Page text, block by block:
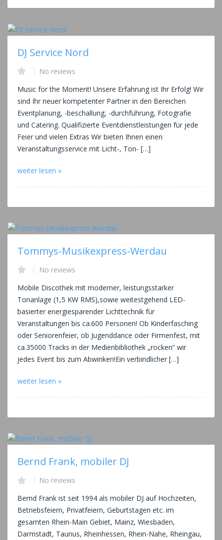
DJ Service Nord
No reviews
Music for the Moment! Unsere Erfahrung ist Ihr Erfolg! Wir
sind Ihr neuer kompetenter Partner in den Bereichen
Eventplanung, -beschallung, -durchführung, Fotografie
und Catering. Qualifizierte Eventdienstleistungen für jede
Feier und vielen Extras Wir bieten Ihnen einen
Veranstaltungsservice mit Licht-, Ton- […]
weiter lesen »
Tommys-Musikexpress-Werdau
No reviews
Mobile Discothek mit moderner, leistungsstarker
Tonanlage (1,5 KW RMS),sowie weitestgehend LED-
basierter energiesparender Lichttechnik für
Veranstaltungen bis ca.600 Personen! Ob Kinderfasching
oder Seniorenfeier, ob Jugenddance oder Firmenfest, mit
ca.35000 Tracks in der Medienbibliothek „rocken“ wir
jedes Event bis zum Abwinken!Ein verbindlicher […]
weiter lesen »
Bernd Frank, mobiler DJ
No reviews
Bernd Frank ist seit 1994 als mobiler DJ auf Hochzeiten,
Betriebsfeiern, Privatfeiern, Geburtstagen etc. im
gesamten Rhein-Main Gebiet, Mainz, Wiesbaden,
Darmstadt, Taunus, Rheinhessen, Rhein-Nahe, Rheingau,